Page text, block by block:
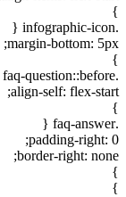
}
.infographic-icon {
margin-bottom: 5px;
}
.faq-question::before {
align-self: flex-start;
}
.faq-answer {
padding-right: 0;
border-right: none;
}
}